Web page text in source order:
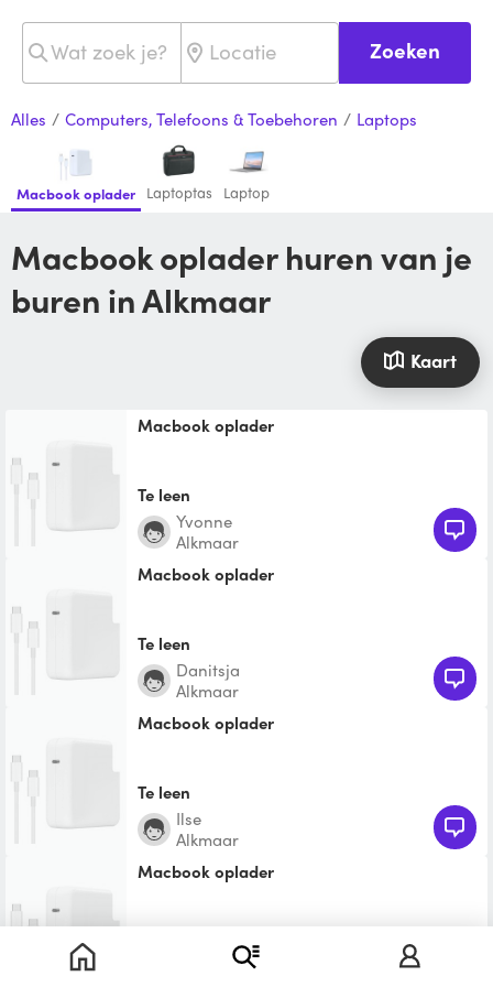
Zoeken
Alles / Computers, Telefoons & Toebehoren / Laptops
Macbook oplader Laptoptas Laptop
Macbook oplader huren van je
buren in Alkmaar
Kaart
Macbook oplader
Te leen
Yvonne
Alkmaar
Macbook oplader
Te leen
Danitsja
Alkmaar
Macbook oplader
Te leen
Ilse
Alkmaar
Macbook oplader